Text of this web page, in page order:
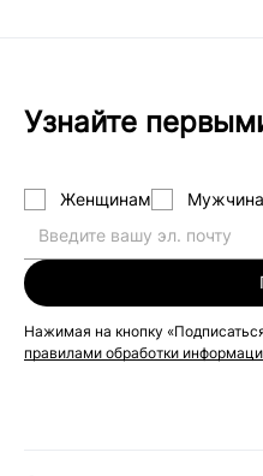
Узнайте
Женщинам
Нажимая на кнопку
правилами обработки